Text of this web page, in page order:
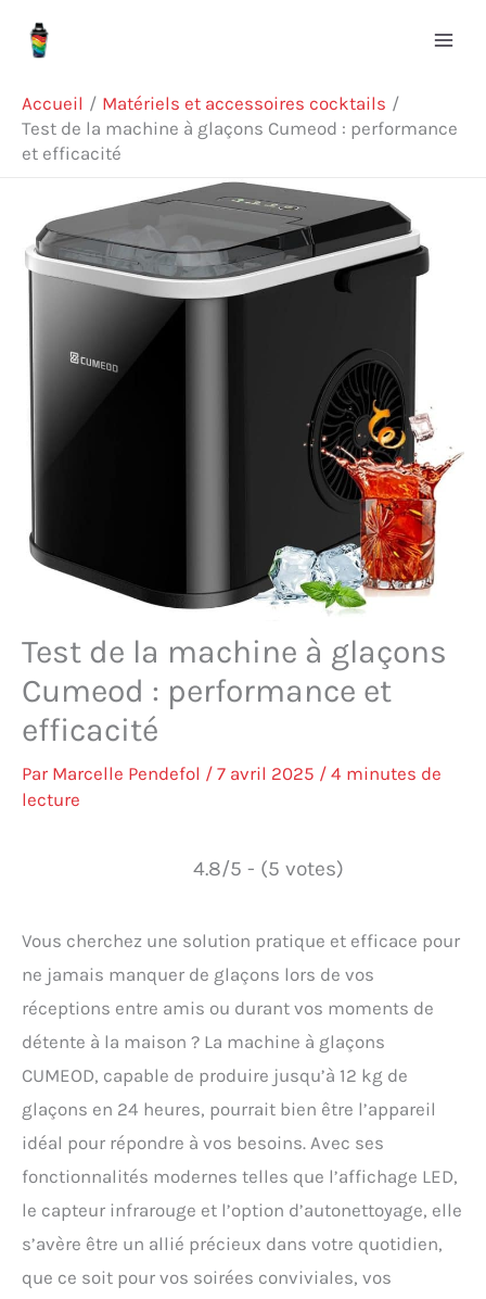
Accueil
Matériels et accessoires cocktails
Test de la machine à glaçons Cumeod : performance
et efficacité
Test de la machine à glaçons
Cumeod : performance et
efficacité
Par Marcelle Pendefol / 7 avril 2025 / 4 minutes de
lecture
4.8/5 - (5 votes)
Vous cherchez une solution pratique et efficace pour
ne jamais manquer de glaçons lors de vos
réceptions entre amis ou durant vos moments de
détente à la maison ? La machine à glaçons
CUMEOD, capable de produire jusqu’à 12 kg de
glaçons en 24 heures, pourrait bien être l’appareil
idéal pour répondre à vos besoins. Avec ses
fonctionnalités modernes telles que l’affichage LED,
le capteur infrarouge et l’option d’autonettoyage, elle
s’avère être un allié précieux dans votre quotidien,
que ce soit pour vos soirées conviviales, vos
Rechercher